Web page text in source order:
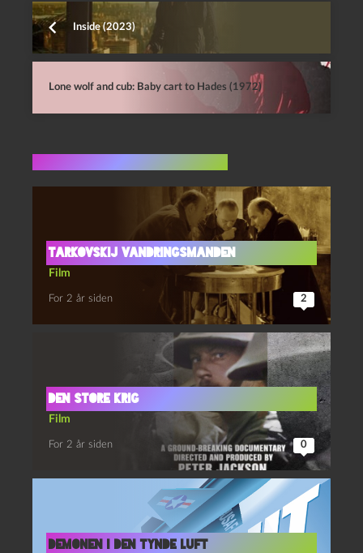
Inside (2023)
Lone wolf and cub: Baby cart to Hades (1972)
Tarkovskij Vandringsmanden
Film
For 2 år siden 2
Den store krig
Film
For 2 år siden 0
Demonen i den tynde luft